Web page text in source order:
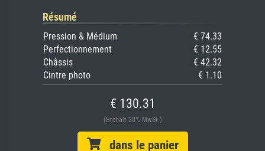
Résumé
Pression & Médium
€ 74.33
Perfectionnement
€ 12.55
Châssis
€ 42.32
Cintre photo
€ 1.10
€ 130.31
(Enthält 20% MwSt.)
dans le panier